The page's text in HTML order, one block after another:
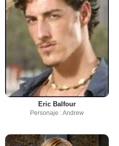
Eric Balfour
Personaje : Andrew